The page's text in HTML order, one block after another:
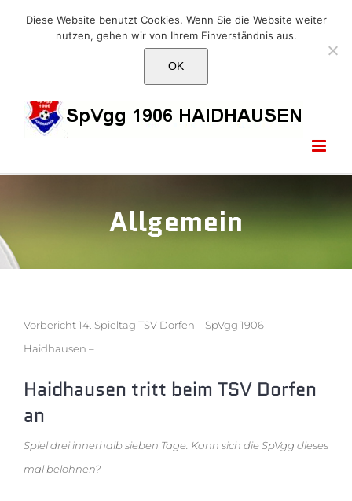
E-Mail: info@1906haidhausen.de
FacebookInstagram
E-
Allgemein
Vorbericht 14. Spieltag TSV Dorfen – SpVgg 1906
Haidhausen –
Haidhausen tritt beim TSV Dorfen
an
Spiel drei innerhalb sieben Tage. Kann sich die SpVgg dieses
mal belohnen?
Diese Website benutzt Cookies. Wenn Sie die Website weiter
nutzen, gehen wir von Ihrem Einverständnis aus.
OK